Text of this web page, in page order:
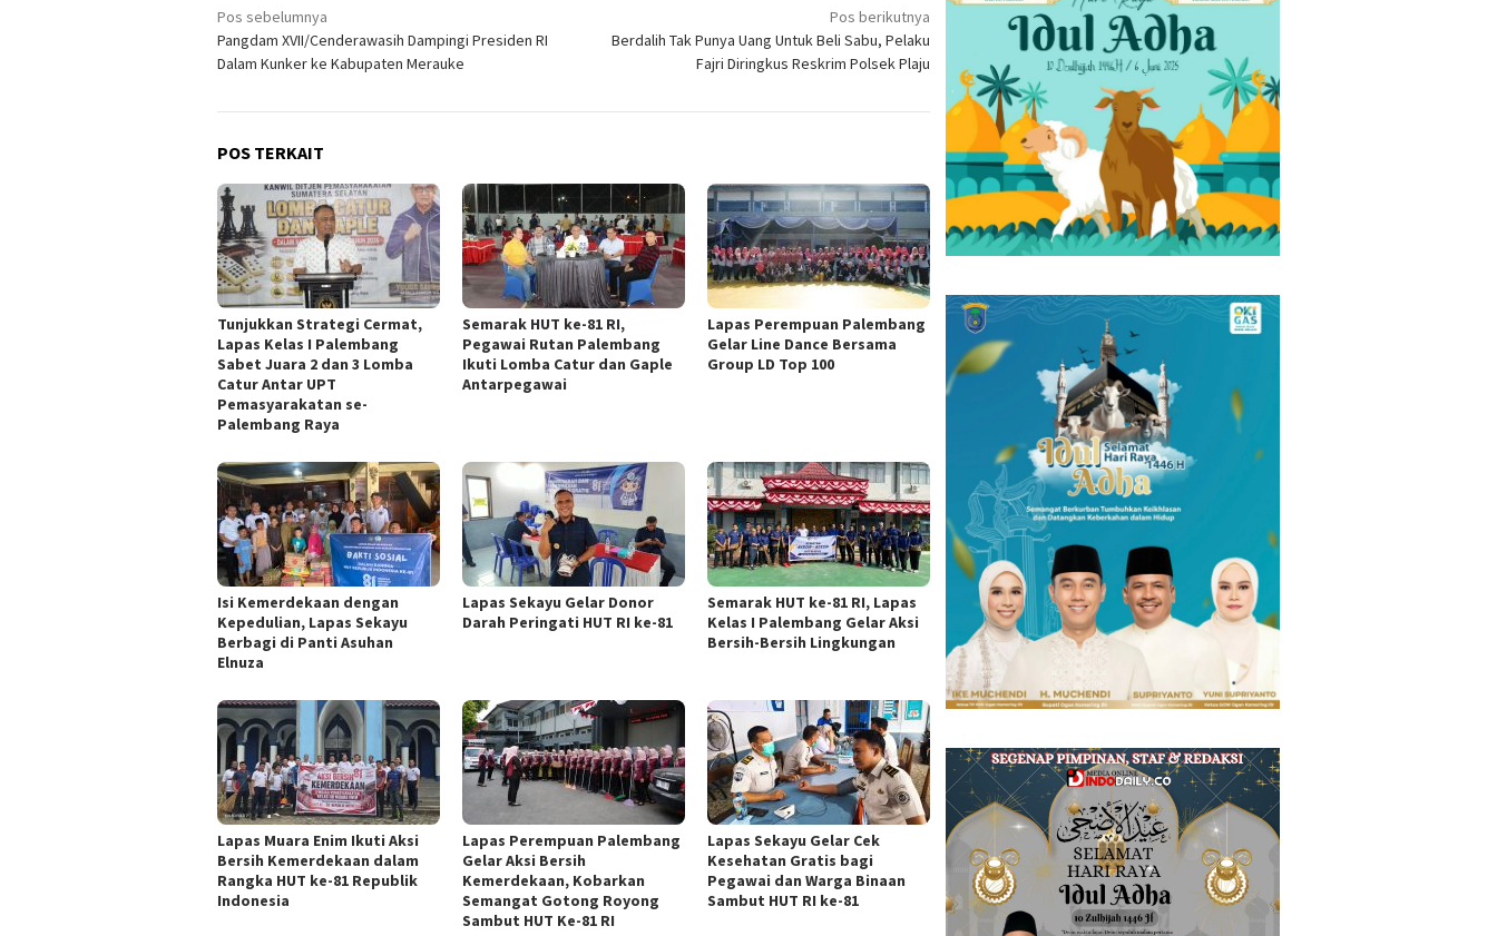
Navigasi
pos
Pos sebelumnya
Pangdam XVII/Cenderawasih Dampingi Presiden RI
Dalam Kunker ke Kabupaten Merauke
Pos berikutnya
Berdalih Tak Punya Uang Untuk Beli Sabu, Pelaku
Fajri Diringkus Reskrim Polsek Plaju
POS TERKAIT
Tunjukkan Strategi Cermat,
Lapas Kelas I Palembang
Sabet Juara 2 dan 3 Lomba
Catur Antar UPT
Pemasyarakatan se-
Palembang Raya
Semarak HUT ke-81 RI,
Pegawai Rutan Palembang
Ikuti Lomba Catur dan Gaple
Antarpegawai
Lapas Perempuan Palembang
Gelar Line Dance Bersama
Group LD Top 100
Isi Kemerdekaan dengan
Kepedulian, Lapas Sekayu
Berbagi di Panti Asuhan
Elnuza
Lapas Sekayu Gelar Donor
Darah Peringati HUT RI ke-81
Semarak HUT ke-81 RI, Lapas
Kelas I Palembang Gelar Aksi
Bersih-Bersih Lingkungan
Lapas Muara Enim Ikuti Aksi
Bersih Kemerdekaan dalam
Rangka HUT ke-81 Republik
Indonesia
Lapas Perempuan Palembang
Gelar Aksi Bersih
Kemerdekaan, Kobarkan
Semangat Gotong Royong
Sambut HUT Ke-81 RI
Lapas Sekayu Gelar Cek
Kesehatan Gratis bagi
Pegawai dan Warga Binaan
Sambut HUT RI ke-81